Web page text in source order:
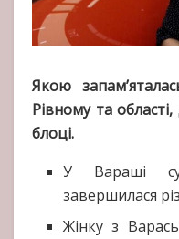
Якою
Рівному та
блоці.
У Вараші
завершилася
Жінку з